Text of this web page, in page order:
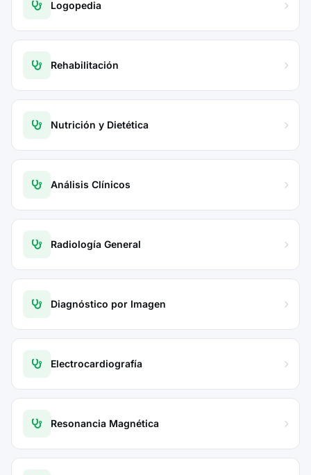
Logopedia
Rehabilitación
Nutrición y Dietética
Análisis Clínicos
Radiología General
Diagnóstico por Imagen
Electrocardiografía
Resonancia Magnética